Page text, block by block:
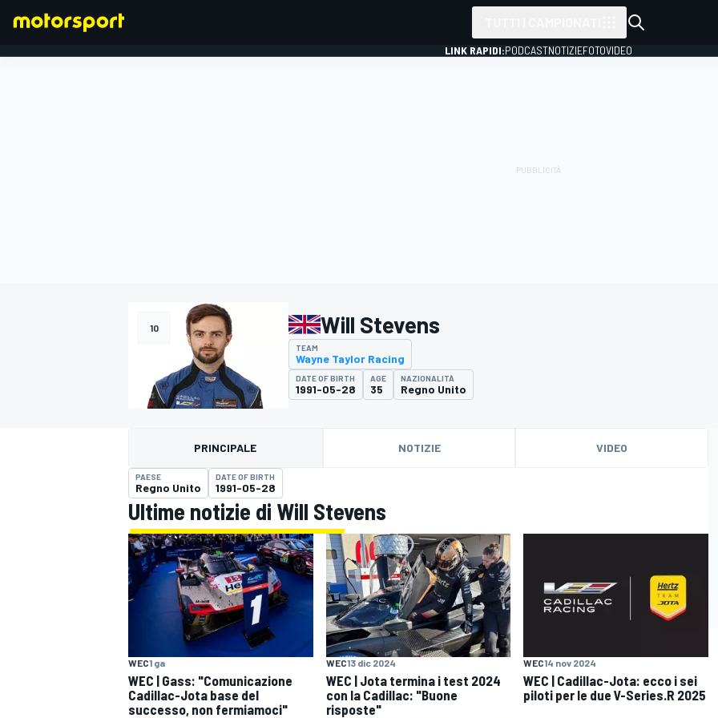
MOTOGP WEC
WRC
LINK RAPIDI:PODCASTNOTIZIEFOTOVIDEO
10 Will Stevens
TEAM
Wayne Taylor Racing
DATE OF BIRTH
1991-05-28
AGE
35
NAZIONALITÀ
Regno Unito
PRINCIPALE NOTIZIE VIDEO
PAESE
Regno Unito
DATE OF BIRTH
1991-05-28
Ultime notizie di Will Stevens
WEC1 ga
WEC | Gass: "Comunicazione
Cadillac-Jota base del
successo, non fermiamoci"
WEC13 dic 2024
WEC | Jota termina i test 2024
con la Cadillac: "Buone
risposte"
WEC14 nov 2024
WEC | Cadillac-Jota: ecco i sei
piloti per le due V-Series.R 2025